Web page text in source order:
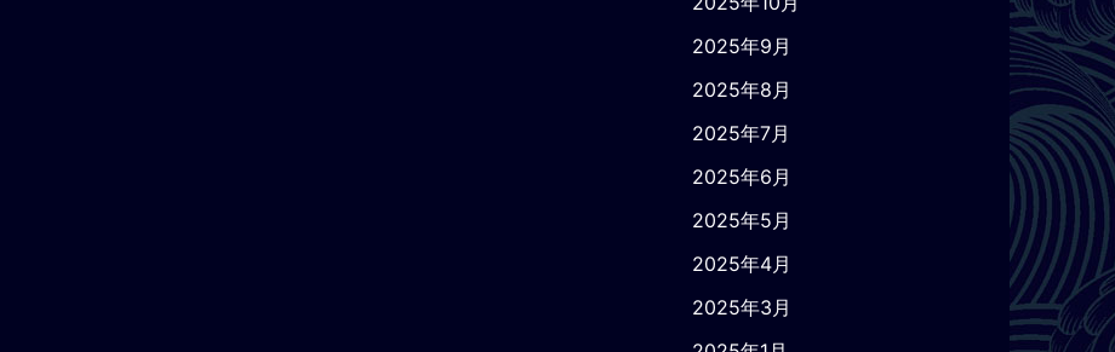
2025年9月
2025年8月
2025年7月
2025年6月
2025年5月
2025年4月
2025年3月